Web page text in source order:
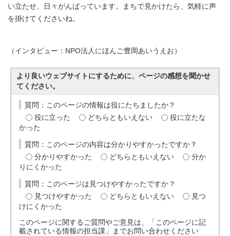
い立たせ、日々がんばっています。まちで見かけたら、気軽に声
を掛けてくださいね。
（インタビュー：NPO法人にほんご豊岡あいうえお）
より良いウェブサイトにするために、ページの感想を聞かせ
てください。
質問：このページの情報は役にたちましたか？
役に立った
どちらともいえない
役に立たな
かった
質問：このページの内容は分かりやすかったですか？
分かりやすかった
どちらともいえない
分か
りにくかった
質問：このページは見つけやすかったですか？
見つけやすかった
どちらともいえない
見つ
けにくかった
このページに関するご質問やご意見は、「このページに記
載されている情報の担当課」までお問い合わせください